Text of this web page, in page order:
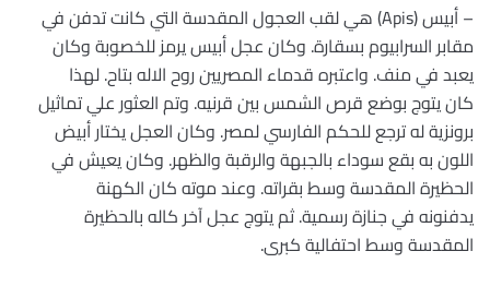
– أبيس (Apis) هي لقب العجول المقدسة التي كانت تدفن في
مقابر السرابيوم بسقارة. وكان عجل أبيس يرمز للخصوبة وكان
يعبد في منف. واعتبره قدماء المصريين روح الاله بتاح. لهذا
كان يتوج بوضع قرص الشمس بين قرنيه. وتم العثور علي تماثيل
برونزية له ترجع للحكم الفارسي لمصر. وكان العجل يختار أبيض
اللون به بقع سوداء بالجبهة والرقبة والظهر. وكان يعيش في
الحظيرة المقدسة وسط بقراته. وعند موته كان الكهنة
يدفنونه في جنازة رسمية. ثم يتوج عجل آخر كاله بالحظيرة
المقدسة وسط احتفالية كبرى.